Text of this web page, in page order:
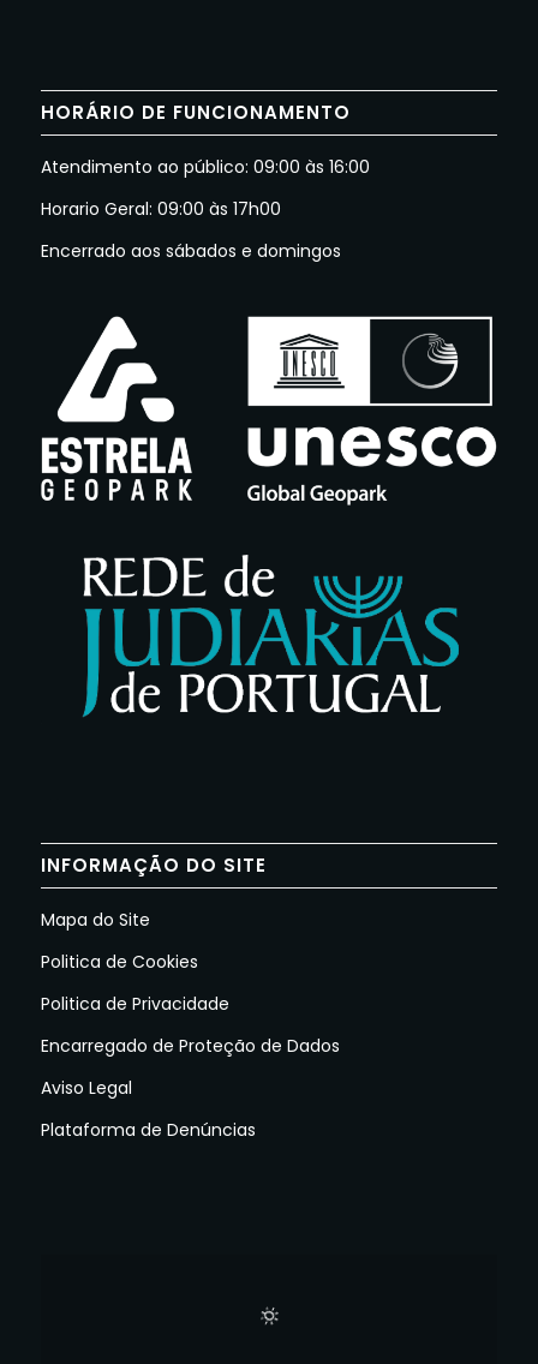
HORÁRIO DE FUNCIONAMENTO
Atendimento ao público: 09:00 às 16:00
Horario Geral: 09:00 às 17h00
Encerrado aos sábados e domingos
INFORMAÇÃO DO SITE
Mapa do Site
Politica de Cookies
Politica de Privacidade
Encarregado de Proteção de Dados
Aviso Legal
Plataforma de Denúncias